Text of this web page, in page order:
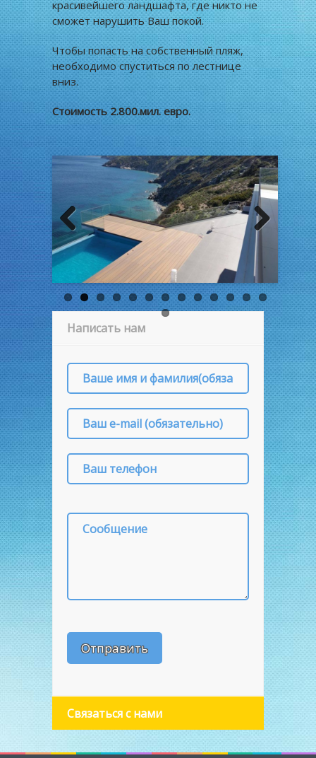
красивейшего ландшафта, где никто не
сможет нарушить Ваш покой.
Чтобы попасть на собственный пляж,
необходимо спуститься по лестнице
вниз.
Стоимость 2.800.мил. евро.
Previous Next
Написать нам
Связаться с нами